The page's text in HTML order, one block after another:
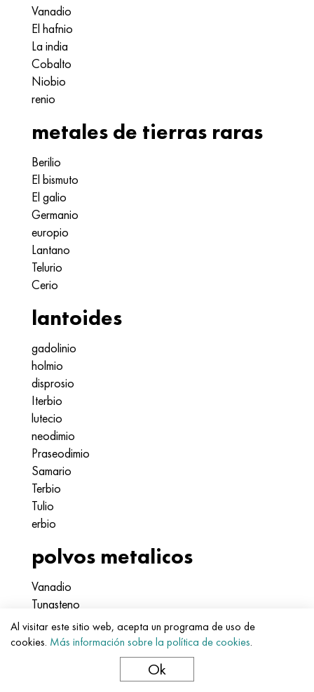
Vanadio
El hafnio
La india
Cobalto
Niobio
renio
metales de tierras raras
Berilio
El bismuto
El galio
Germanio
europio
Lantano
Telurio
Cerio
lantoides
gadolinio
holmio
disprosio
Iterbio
lutecio
neodimio
Praseodimio
Samario
Terbio
Tulio
erbio
polvos metalicos
Vanadio
Tungsteno
cobalto
molibdeno
Al visitar este sitio web, acepta un programa de uso de
cookies. Más información sobre la política de cookies.
Ok